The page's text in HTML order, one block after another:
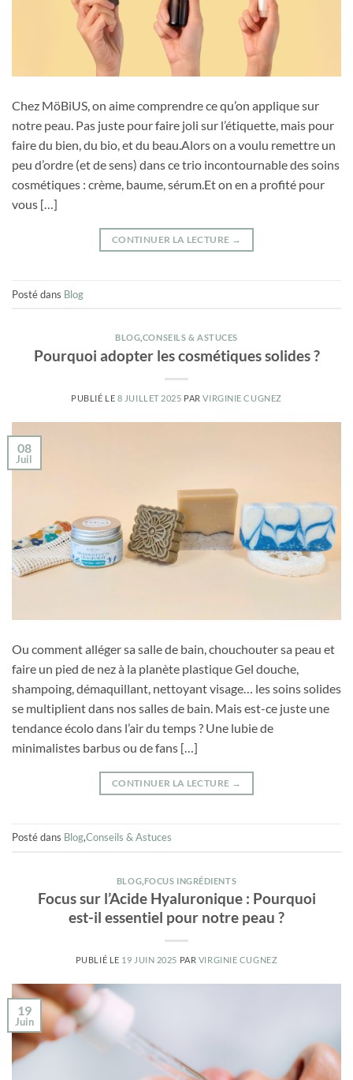
Chez MöBiUS, on aime comprendre ce qu’on applique sur
notre peau. Pas juste pour faire joli sur l’étiquette, mais pour
faire du bien, du bio, et du beau.Alors on a voulu remettre un
peu d’ordre (et de sens) dans ce trio incontournable des soins
cosmétiques : crème, baume, sérum.Et on en a profité pour
vous […]
CONTINUER LA LECTURE →
Posté dans Blog
BLOG CONSEILS & ASTUCES
Pourquoi adopter les cosmétiques solides ?
PUBLIÉ LE 8 JUILLET 2025 PARVIRGINIE CUGNEZ
08
Juil
Ou comment alléger sa salle de bain, chouchouter sa peau et
faire un pied de nez à la planète plastique Gel douche,
shampoing, démaquillant, nettoyant visage… les soins solides
se multiplient dans nos salles de bain. Mais est-ce juste une
tendance écolo dans l’air du temps ? Une lubie de
minimalistes barbus ou de fans […]
CONTINUER LA LECTURE →
Posté dans Blog,Conseils & Astuces
BLOG FOCUS INGRÉDIENTS
Focus sur l’Acide Hyaluronique : Pourquoi
est-il essentiel pour notre peau ?
PUBLIÉ LE 19 JUIN 2025 PAR VIRGINIE CUGNEZ
19
Juin